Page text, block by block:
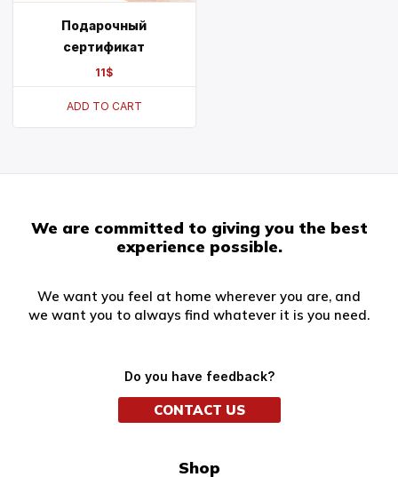
Подарочный
сертификат
11$
ADD TO CART
We are committed to giving you the best
experience possible.
We want you feel at home wherever you are, and
we want you to always find whatever it is you need.
Do you have feedback?
CONTACT US
Shop